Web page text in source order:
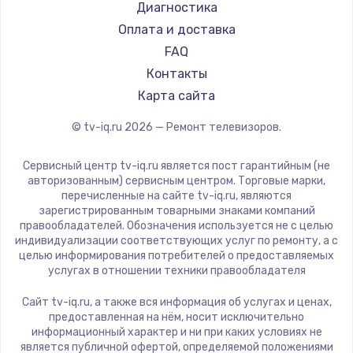
Замена видеокарты
1600 руб.
Заказать
Ремонт разъема питания
880 руб.
Заказать
Замена видеочипа
2745 руб.
Заказать
2600 руб.
Заказать
Hyundai
Doffler
Hiper
Grundig
HITACHI
Yandex
National
iFFALCON
Tuvio
Nord
BenQ
Диагностика
Оплата и доставка
FAQ
Контакты
Карта сайта
© tv-iq.ru 2026 — Ремонт телевизоров.
Сервисный центр tv-iq.ru является пост гарантийным (не
авторизованным) сервисным центром. Торговые марки,
перечисленные на сайте tv-iq.ru, являются
зарегистрированным товарными знаками компаний
правообладателей. Обозначения используется не с целью
индивидуализации соответствующих услуг по ремонту, а с
целью информирования потребителей о предоставляемых
услугах в отношении техники правообладателя
Сайт tv-iq.ru, а также вся информация об услугах и ценах,
предоставленная на нём, носит исключительно
информационный характер и ни при каких условиях не
является публичной офертой, определяемой положениями